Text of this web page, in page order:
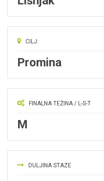
CILJ:
Promina
FINALNA TEŽINA / L-S-T
M
DULJINA STAZE